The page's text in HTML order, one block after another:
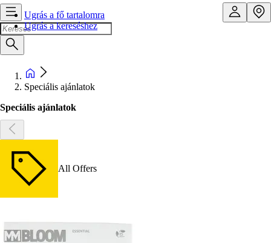
Ugrás a fő tartalomra
Ugrás a kereséshez
Speciális ajánlatok
Speciális ajánlatok
All Offers